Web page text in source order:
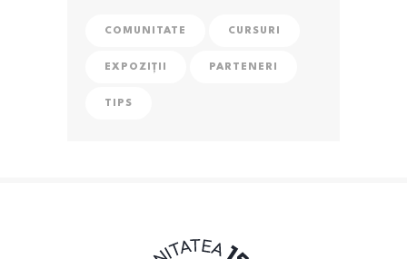
COMUNITATE CURSURI
EXPOZIȚII PARTENERI
TIPS